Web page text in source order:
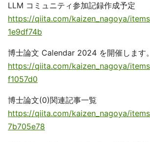
LLM コミュニティ参加記録作成予定
https://qiita.com/kaizen_nagoya/
1e9df74b
博士論文 Calendar 2024 を開催します。
https://qiita.com/kaizen_nagoya/
f1057d0
博士論文(0)関連記事一覧
https://qiita.com/kaizen_nagoya/
7b705e78